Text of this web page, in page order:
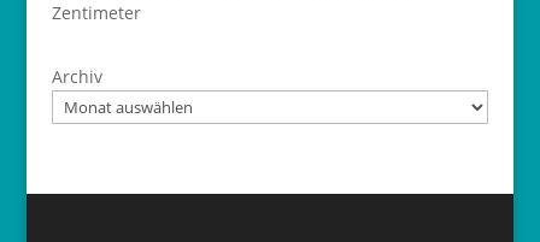
Zentimeter
Archiv